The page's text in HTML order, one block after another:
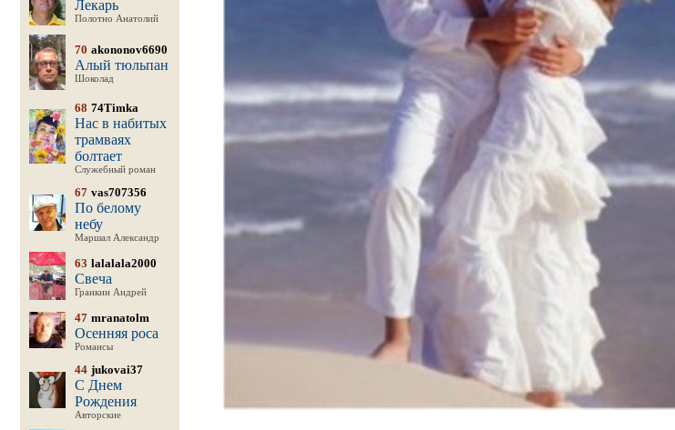
Лекарь
Полотно Анатолий
70 akononov6690
Алый тюльпан
Шоколад
68 74Timka
Нас в набитых
трамваях
болтает
Служебный роман
67 vas707356
По белому
небу
Маршал Александр
63 lalalala2000
Свеча
Гранкин Андрей
47 mranatolm
Осенняя роса
Романсы
44 jukovai37
С Днем
Рождения
Авторские